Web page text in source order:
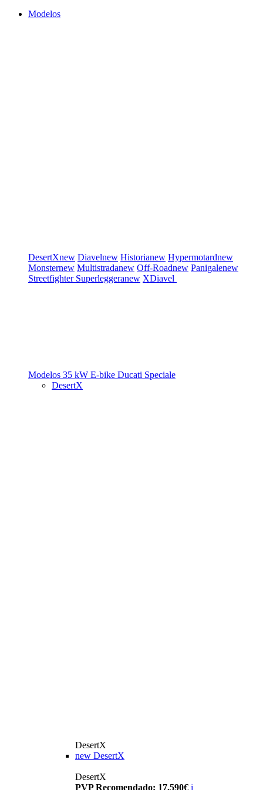
Modelos
DesertXnew Diavelnew Historianew Hypermotardnew
Monsternew Multistradanew Off-Roadnew Panigalenew
Streetfighter Superleggeranew XDiavel
Modelos 35 kW E-bike Ducati Speciale
DesertX
DesertX
new DesertX
DesertX
PVP Recomendado: 17.590€ i